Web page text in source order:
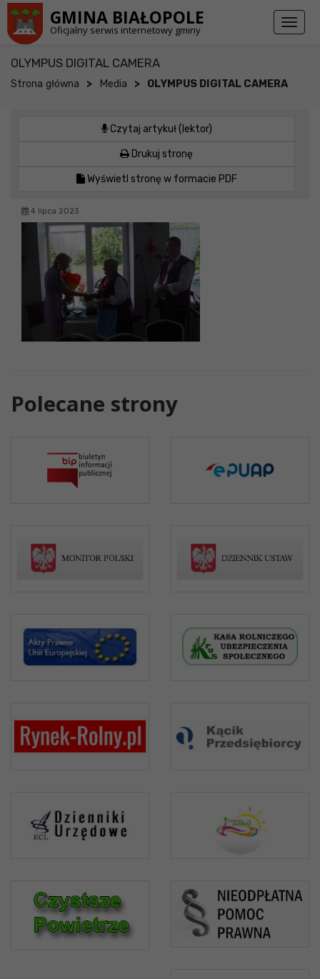
GMINA BIAŁOPOLE
Oficjalny serwis internetowy gminy
Toggle
OLYMPUS DIGITAL CAMERA
Strona główna > Media > OLYMPUS DIGITAL CAMERA
Czytaj artykuł (lektor)
Drukuj stronę
Wyświetl stronę w formacie PDF
4 lipca 2023
Polecane strony